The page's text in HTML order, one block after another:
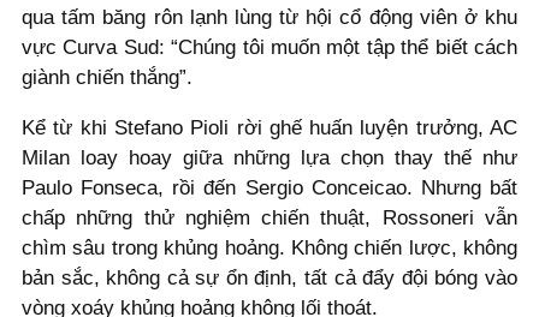
qua tấm băng rôn lạnh lùng từ hội cổ động viên ở khu
vực Curva Sud: “Chúng tôi muốn một tập thể biết cách
giành chiến thắng”.
Kể từ khi Stefano Pioli rời ghế huấn luyện trưởng, AC
Milan loay hoay giữa những lựa chọn thay thế như
Paulo Fonseca, rồi đến Sergio Conceicao. Nhưng bất
chấp những thử nghiệm chiến thuật, Rossoneri vẫn
chìm sâu trong khủng hoảng. Không chiến lược, không
bản sắc, không cả sự ổn định, tất cả đẩy đội bóng vào
vòng xoáy khủng hoảng không lối thoát.